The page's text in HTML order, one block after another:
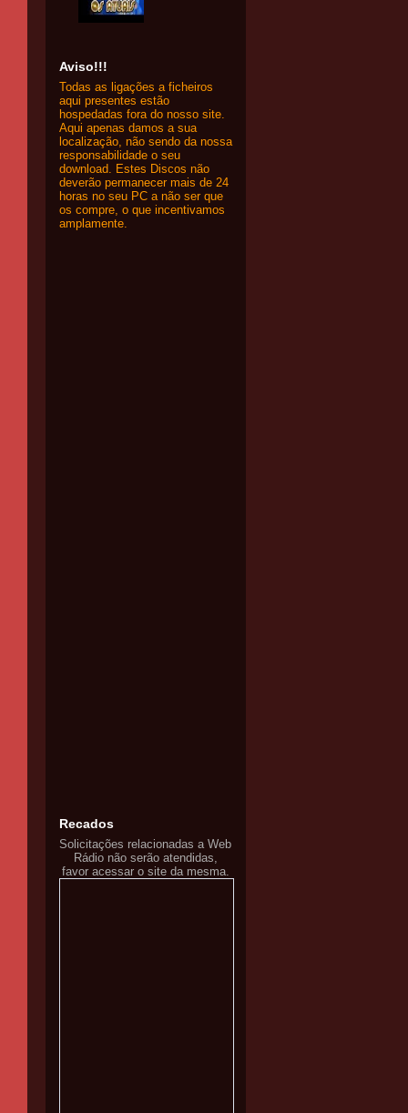
Aviso!!!
Todas as ligações a ficheiros
aqui presentes estão
hospedadas fora do nosso site.
Aqui apenas damos a sua
localização, não sendo da nossa
responsabilidade o seu
download. Estes Discos não
deverão permanecer mais de 24
horas no seu PC a não ser que
os compre, o que incentivamos
amplamente.
Recados
Solicitações relacionadas a Web
Rádio não serão atendidas,
favor acessar o site da mesma.